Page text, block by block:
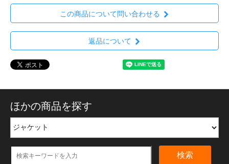
この商品について問い合わせる
返品について
ほかの商品を探す
検索